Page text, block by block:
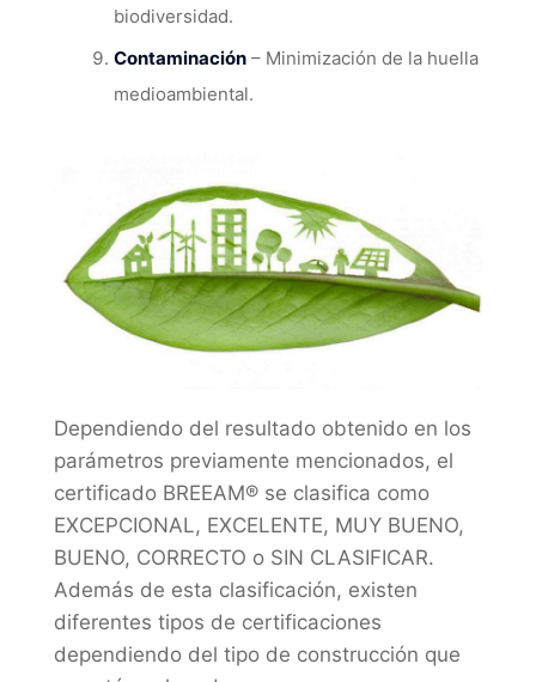
biodiversidad.
Contaminación – Minimización de la huella
medioambiental.
Dependiendo del resultado obtenido en los
parámetros previamente mencionados, el
certificado BREEAM® se clasifica como
EXCEPCIONAL, EXCELENTE, MUY BUENO,
BUENO, CORRECTO o SIN CLASIFICAR.
Además de esta clasificación, existen
diferentes tipos de certificaciones
dependiendo del tipo de construcción que